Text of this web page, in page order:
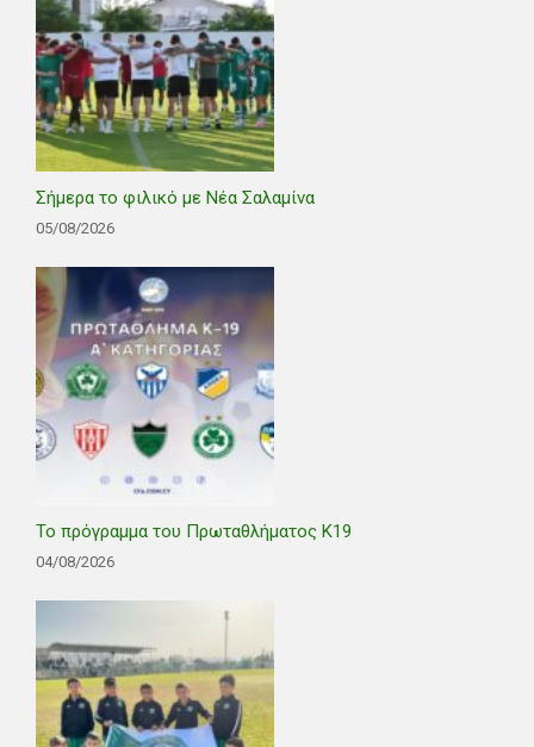
Σήμερα το φιλικό με Νέα Σαλαμίνα
05/08/2026
Το πρόγραμμα του Πρωταθλήματος Κ19
04/08/2026